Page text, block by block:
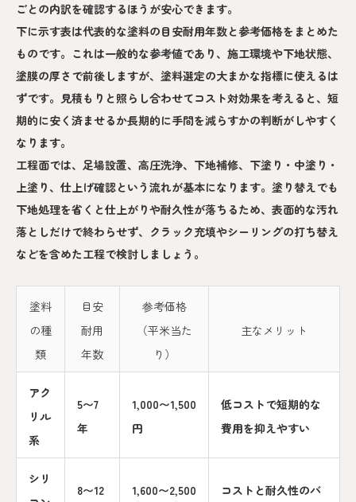
ごとの内訳を確認するほうが安心できます。
下に示す表は代表的な塗料の目安耐用年数と参考価格をまとめた
ものです。これは一般的な参考値であり、施工環境や下地状態、
塗膜の厚さで前後しますが、塗料選定の大まかな指標に使えるは
ずです。見積もりと照らし合わせてコスト対効果を考えると、短
期的に安く済ませるか長期的に手間を減らすかの判断がしやすく
なります。
工程面では、足場設置、高圧洗浄、下地補修、下塗り・中塗り・
上塗り、仕上げ確認という流れが基本になります。塗り替えでも
下地処理を省くと仕上がりや耐久性が落ちるため、表面的な汚れ
落としだけで終わらせず、クラック充填やシーリングの打ち替え
などを含めた工程で検討しましょう。
塗料
の種
類
目安
耐用
年数
参考価格
（平米当た
り）
主なメリット
アク
リル
系
5〜7
年
1,000〜1,500
円
低コストで短期的な
費用を抑えやすい
シリ
8〜12
1,600〜2,500
コストと耐久性のバ